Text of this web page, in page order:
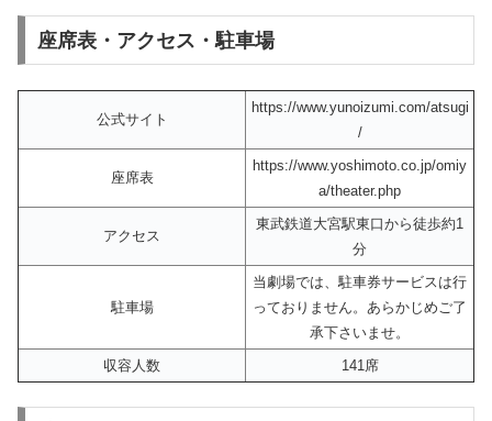
座席表・アクセス・駐車場
公式サイト
https://www.yunoizumi.com/atsugi
/
座席表
https://www.yoshimoto.co.jp/omiy
a/theater.php
アクセス
東武鉄道大宮駅東口から徒歩約1
分
駐車場
当劇場では、駐車券サービスは行
っておりません。あらかじめご了
承下さいませ。
収容人数
141席